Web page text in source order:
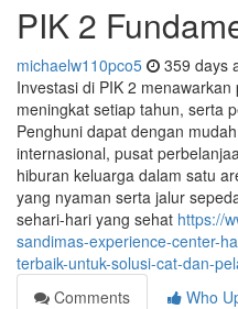
PIK 2
michaelw110pco5 359 days
Investasi di PIK 2
meningkat setiap tahun, serta
Penghuni dapat dengan
internasional, pusat
hiburan keluarga dalam satu
yang nyaman serta jalur
sehari-hari yang sehat https://
sandimas-experience-center-
terbaik-untuk-solusi-cat-dan-
Comments
Who